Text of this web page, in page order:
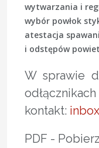
wytwarzania i
wybór powłok
atestacja
i odstępów
W sprawie
kontakt:
PDF -